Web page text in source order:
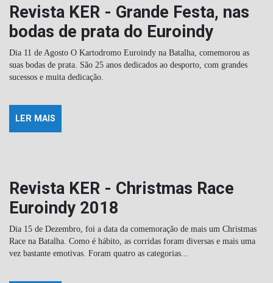
Revista KER - Grande Festa, nas
bodas de prata do Euroindy
Dia 11 de Agosto O Kartodromo Euroindy na Batalha, comemorou as
suas bodas de prata. São 25 anos dedicados ao desporto, com grandes
sucessos e muita dedicação.
LER MAIS
Revista KER - Christmas Race
Euroindy 2018
Dia 15 de Dezembro, foi a data da comemoração de mais um Christmas
Race na Batalha. Como é hábito, as corridas foram diversas e mais uma
vez bastante emotivas. Foram quatro as categorias...